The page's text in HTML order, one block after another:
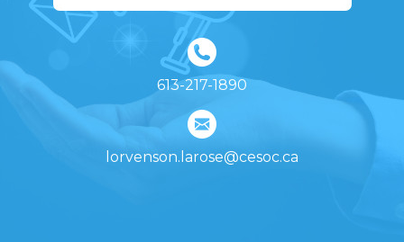
613-217-1890
lorvenson.larose@cesoc.ca